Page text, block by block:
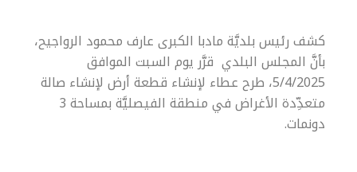
كشف رئيس بلديَّة مادبا الكبرى عارف محمود الرواجيح،
بأنَّ المجلس البلدي قرَّر يوم السبت الموافق
5/4/2025، طرح عطاء لإنشاء قطعة أرض لإنشاء صالة
متعدِّدة الأغراض في منطقة الفيصليَّة بمساحة 3
دونمات.